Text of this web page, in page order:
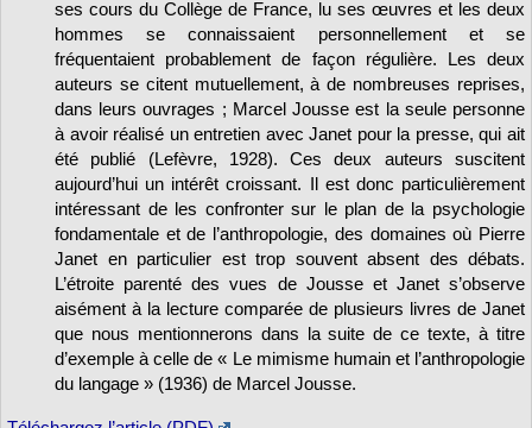
ses cours du Collège de France, lu ses œuvres et les deux
hommes se connaissaient personnellement et se
fréquentaient probablement de façon régulière. Les deux
auteurs se citent mutuellement, à de nombreuses reprises,
dans leurs ouvrages ; Marcel Jousse est la seule personne
à avoir réalisé un entretien avec Janet pour la presse, qui ait
été publié (Lefèvre, 1928). Ces deux auteurs suscitent
aujourd’hui un intérêt croissant. Il est donc particulièrement
intéressant de les confronter sur le plan de la psychologie
fondamentale et de l’anthropologie, des domaines où Pierre
Janet en particulier est trop souvent absent des débats.
L’étroite parenté des vues de Jousse et Janet s’observe
aisément à la lecture comparée de plusieurs livres de Janet
que nous mentionnerons dans la suite de ce texte, à titre
d’exemple à celle de « Le mimisme humain et l’anthropologie
du langage » (1936) de Marcel Jousse.